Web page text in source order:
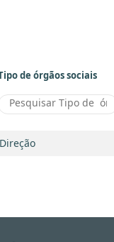
de órgãos sociais
Direção